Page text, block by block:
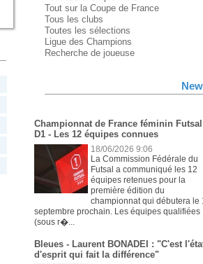
Tout sur la Coupe de France
Tous les clubs
Toutes les sélections
Ligue des Champions
Recherche de joueuse
Championnat de France féminin Futsal
D1 - Les 12 équipes connues
18/06/2026 9:06
La Commission Fédérale du
Futsal a communiqué les 12
équipes retenues pour la
première édition du
championnat qui débutera le
septembre prochain. Les équipes qualifiées
(sous r�...
Bleues - Laurent BONADEI : "C'est
d'esprit qui fait la différence"